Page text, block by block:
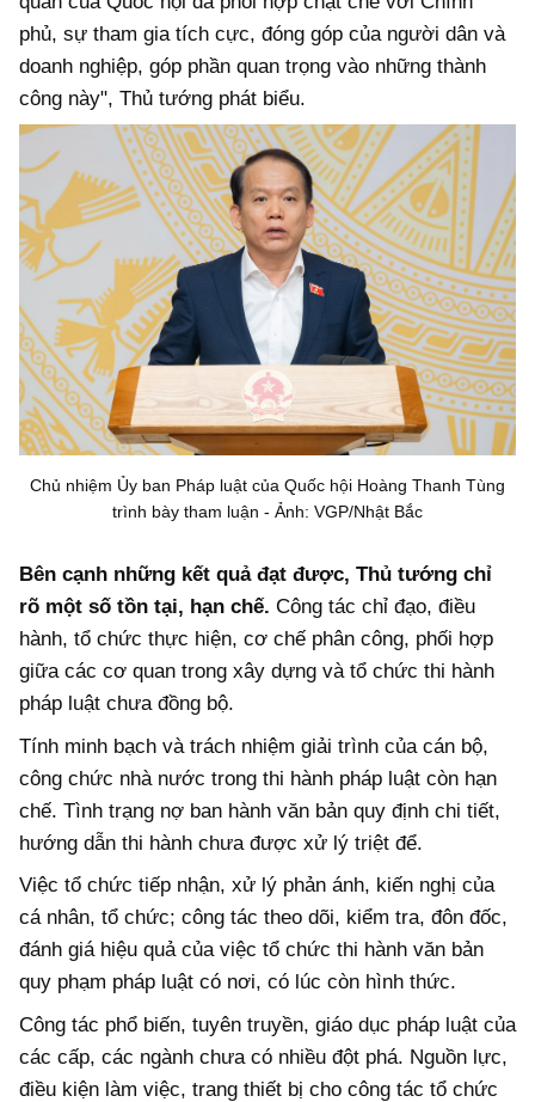
phủ, sự tham gia tích cực, đóng góp của người dân và
doanh nghiệp, góp phần quan trọng vào những thành
công này", Thủ tướng phát biểu.
Chủ nhiệm Ủy ban Pháp luật của Quốc hội Hoàng Thanh Tùng
trình bày tham luận - Ảnh: VGP/Nhật Bắc
Bên cạnh những kết quả đạt được, Thủ tướng chỉ
rõ một số tồn tại, hạn chế. Công tác chỉ đạo, điều
hành, tổ chức thực hiện, cơ chế phân công, phối hợp
giữa các cơ quan trong xây dựng và tổ chức thi hành
pháp luật chưa đồng bộ.
Tính minh bạch và trách nhiệm giải trình của cán bộ,
công chức nhà nước trong thi hành pháp luật còn hạn
chế. Tình trạng nợ ban hành văn bản quy định chi tiết,
hướng dẫn thi hành chưa được xử lý triệt để.
Việc tổ chức tiếp nhận, xử lý phản ánh, kiến nghị của
cá nhân, tổ chức; công tác theo dõi, kiểm tra, đôn đốc,
đánh giá hiệu quả của việc tổ chức thi hành văn bản
quy phạm pháp luật có nơi, có lúc còn hình thức.
Công tác phổ biến, tuyên truyền, giáo dục pháp luật của
các cấp, các ngành chưa có nhiều đột phá. Nguồn lực,
điều kiện làm việc, trang thiết bị cho công tác tổ chức